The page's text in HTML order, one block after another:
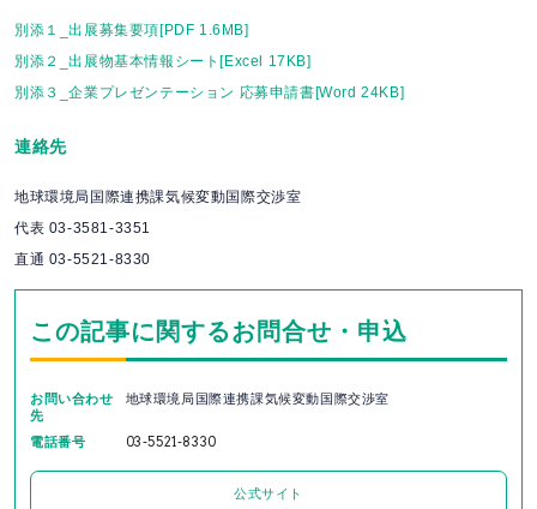
別添１_出展募集要項[PDF 1.6MB]
別添２_出展物基本情報シート[Excel 17KB]
別添３_企業プレゼンテーション 応募申請書[Word 24KB]
連絡先
地球環境局国際連携課気候変動国際交渉室
代表 03-3581-3351
直通 03-5521-8330
この記事に関するお問合せ・申込
お問い合わせ
先
地球環境局国際連携課気候変動国際交渉室
電話番号 03-5521-8330
公式サイト